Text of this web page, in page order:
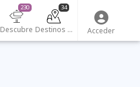
Descubre
230
Destinos turísticos
34
Acceder